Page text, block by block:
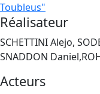
Toubleus"
Réalisateur
SCHETTINI Alejo,
SNADDON
Acteurs